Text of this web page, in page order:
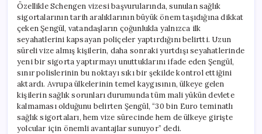
Özellikle Schengen vizesi başvurularında, sunulan sağlık
sigortalarının tarih aralıklarının büyük önem taşıdığına dikkat
çeken Şengül, vatandaşların çoğunlukla yalnızca ilk
seyahatlerini kapsayan poliçeler yaptırdığını belirtti. Uzun
süreli vize almış kişilerin, daha sonraki yurtdışı seyahatlerinde
yeni bir sigorta yaptırmayı unuttuklarını ifade eden Şengül,
sınır polislerinin bu noktayı sıkı bir şekilde kontrol ettiğini
aktardı. Avrupa ülkelerinin temel kaygısının, ülkeye gelen
kişilerin sağlık sorunları durumunda tüm mali yükün devlete
kalmaması olduğunu belirten Şengül, “30 bin Euro teminatlı
sağlık sigortaları, hem vize sürecinde hem de ülkeye girişte
yolcular için önemli avantajlar sunuyor” dedi.